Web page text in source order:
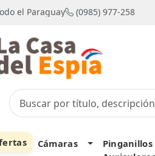
el Paraguay (0985) 977-258
Cámaras TogglePinganillos